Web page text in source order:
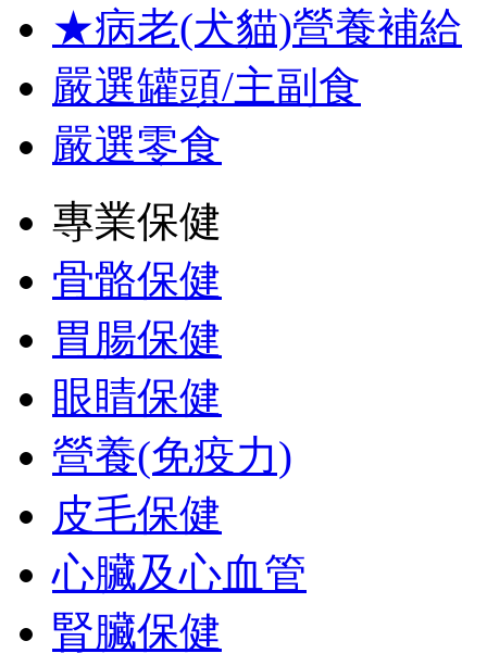
★病老(犬貓)營養補給
嚴選罐頭/主副食
嚴選零食
專業保健
骨骼保健
胃腸保健
眼睛保健
營養(免疫力)
皮毛保健
心臟及心血管
腎臟保健